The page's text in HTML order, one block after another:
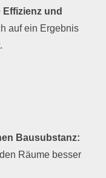
und
auf ein Ergebnis
Bausubstanz:
Räume besser